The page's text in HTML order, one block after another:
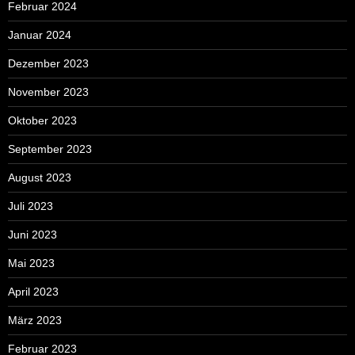
Februar 2024
Januar 2024
Dezember 2023
November 2023
Oktober 2023
September 2023
August 2023
Juli 2023
Juni 2023
Mai 2023
April 2023
März 2023
Februar 2023